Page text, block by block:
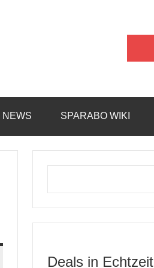
NEWS SPARABO WIKI
Deals in Echtzeit